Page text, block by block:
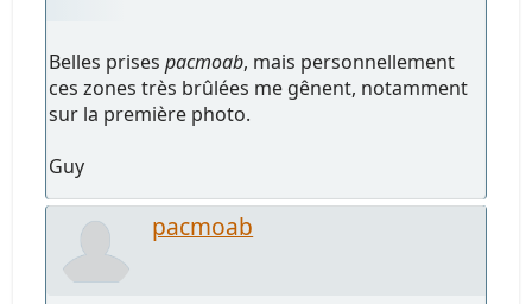
Belles prisespacmoab, mais personnellement
ces zones très brûlées me gênent, notamment
sur la première photo.
Guy
pacmoab